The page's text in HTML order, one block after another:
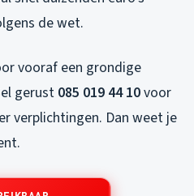
de wet.
vooraf een grondige
gerust 085 019 44 10voor
verplichtingen. Dan weet je